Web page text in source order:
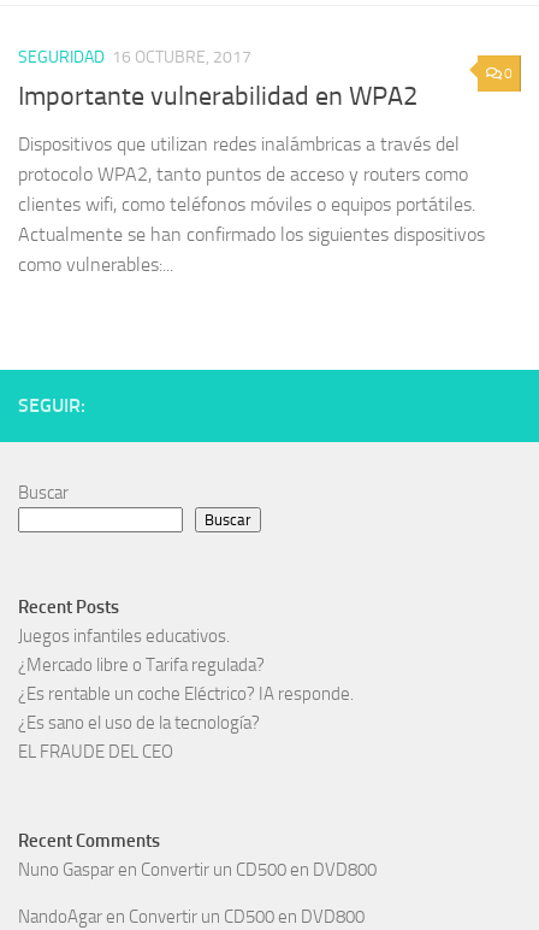
0
SEGURIDAD 16 OCTUBRE, 2017
Importante vulnerabilidad en WPA2
Dispositivos que utilizan redes inalámbricas a través del
protocolo WPA2, tanto puntos de acceso y routers como
clientes wifi, como teléfonos móviles o equipos portátiles.
Actualmente se han confirmado los siguientes dispositivos
como vulnerables:...
SEGUIR:
Buscar
Buscar
Recent Posts
Juegos infantiles educativos.
¿Mercado libre o Tarifa regulada?
¿Es rentable un coche Eléctrico? IA responde.
¿Es sano el uso de la tecnología?
EL FRAUDE DEL CEO
Recent Comments
Nuno Gaspar en Convertir un CD500 en DVD800
NandoAgar en Convertir un CD500 en DVD800